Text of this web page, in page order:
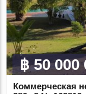
฿ 50 000
Коммерческая